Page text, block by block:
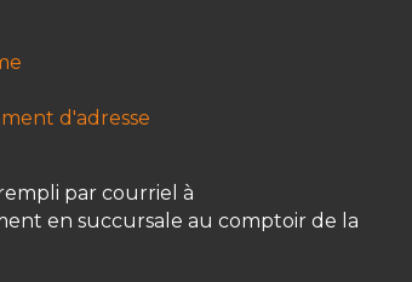
d'adresse
par courriel à
en succursale au comptoir de la